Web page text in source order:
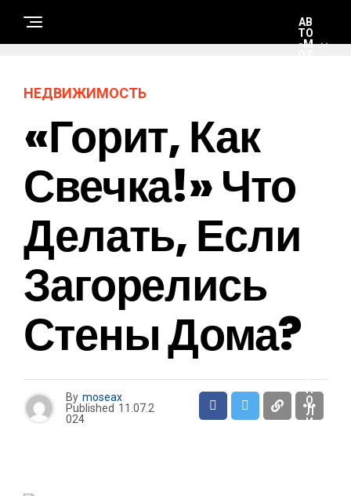
АВ
ТО
-М
И
П
О
Л
И
НЕДВИЖИМОСТЬ
«Горит, Как
Свечка!» Что
Делать, Если
Загорелись
Стены Дома?
By moseax
Published 11.07.2
024